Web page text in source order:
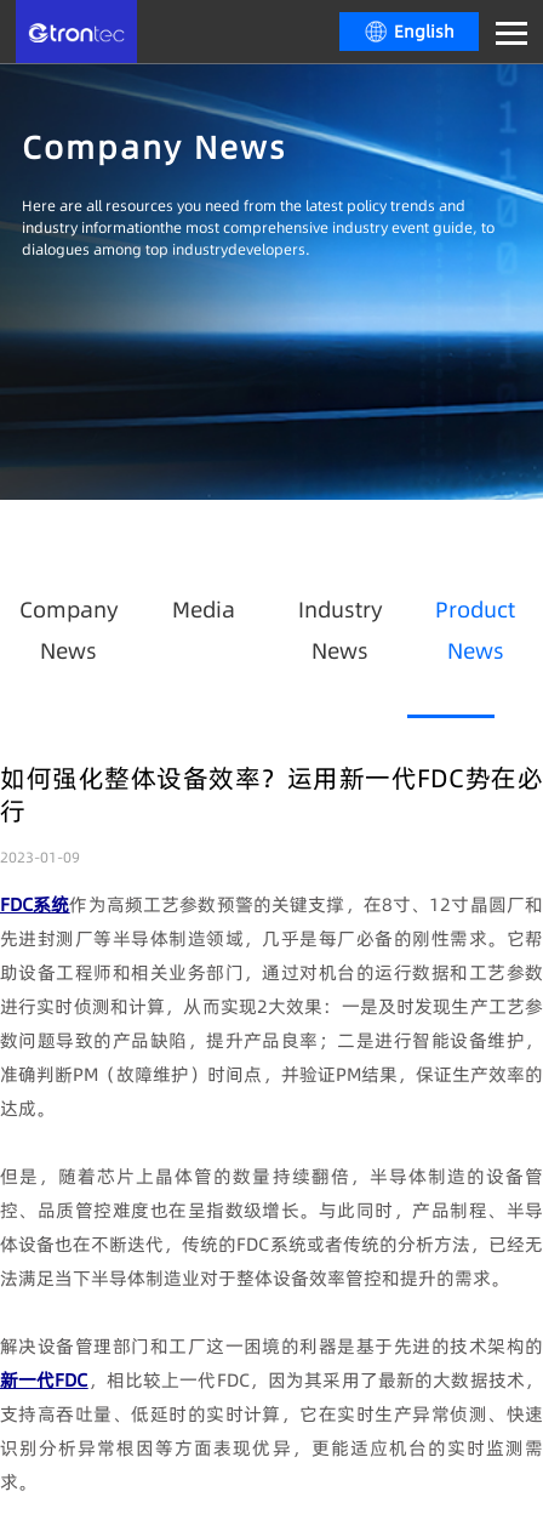
English
Company News
Here are all resources you need from the latest policy trends and
industry informationthe most comprehensive industry event guide, to
dialogues among top industrydevelopers.
Company
News
Media
Industry
News
Product
News
如何强化整体设备效率？运用新一代FDC势在必
行
2023-01-09
FDC系统作为高频工艺参数预警的关键支撑， 在8寸、 12寸晶圆厂和
先进封测厂等半导体制造领域，几乎是每厂必备的刚性需求。它帮
助设备工程师和相关业务部门，通过对机台的运行数据和工艺参数
进行实时侦测和计算，从而实现2大效果：一是及时发现生产工艺参
数问题导致的产品缺陷，提升产品良率；二是进行智能设备维护，
准确判断PM （故障维护）时间点，并验证PM结果，保证生产效率的
达成。
但是，随着芯片上晶体管的数量持续翻倍，半导体制造的设备管
控、品质管控难度也在呈指数级增长。与此同时，产品制程、半导
体设备也在不断迭代，传统的FDC系统或者传统的分析方法，已经无
法满足当下半导体制造业对于整体设备效率管控和提升的需求。
解决设备管理部门和工厂这一困境的利器是基于先进的技术架构的
新一代FDC，相比较上一代FDC，因为其采用了最新的大数据技术，
支持高吞吐量、低延时的实时计算，它在实时生产异常侦测、快速
识别分析异常根因等方面表现优异，更能适应机台的实时监测需
求。